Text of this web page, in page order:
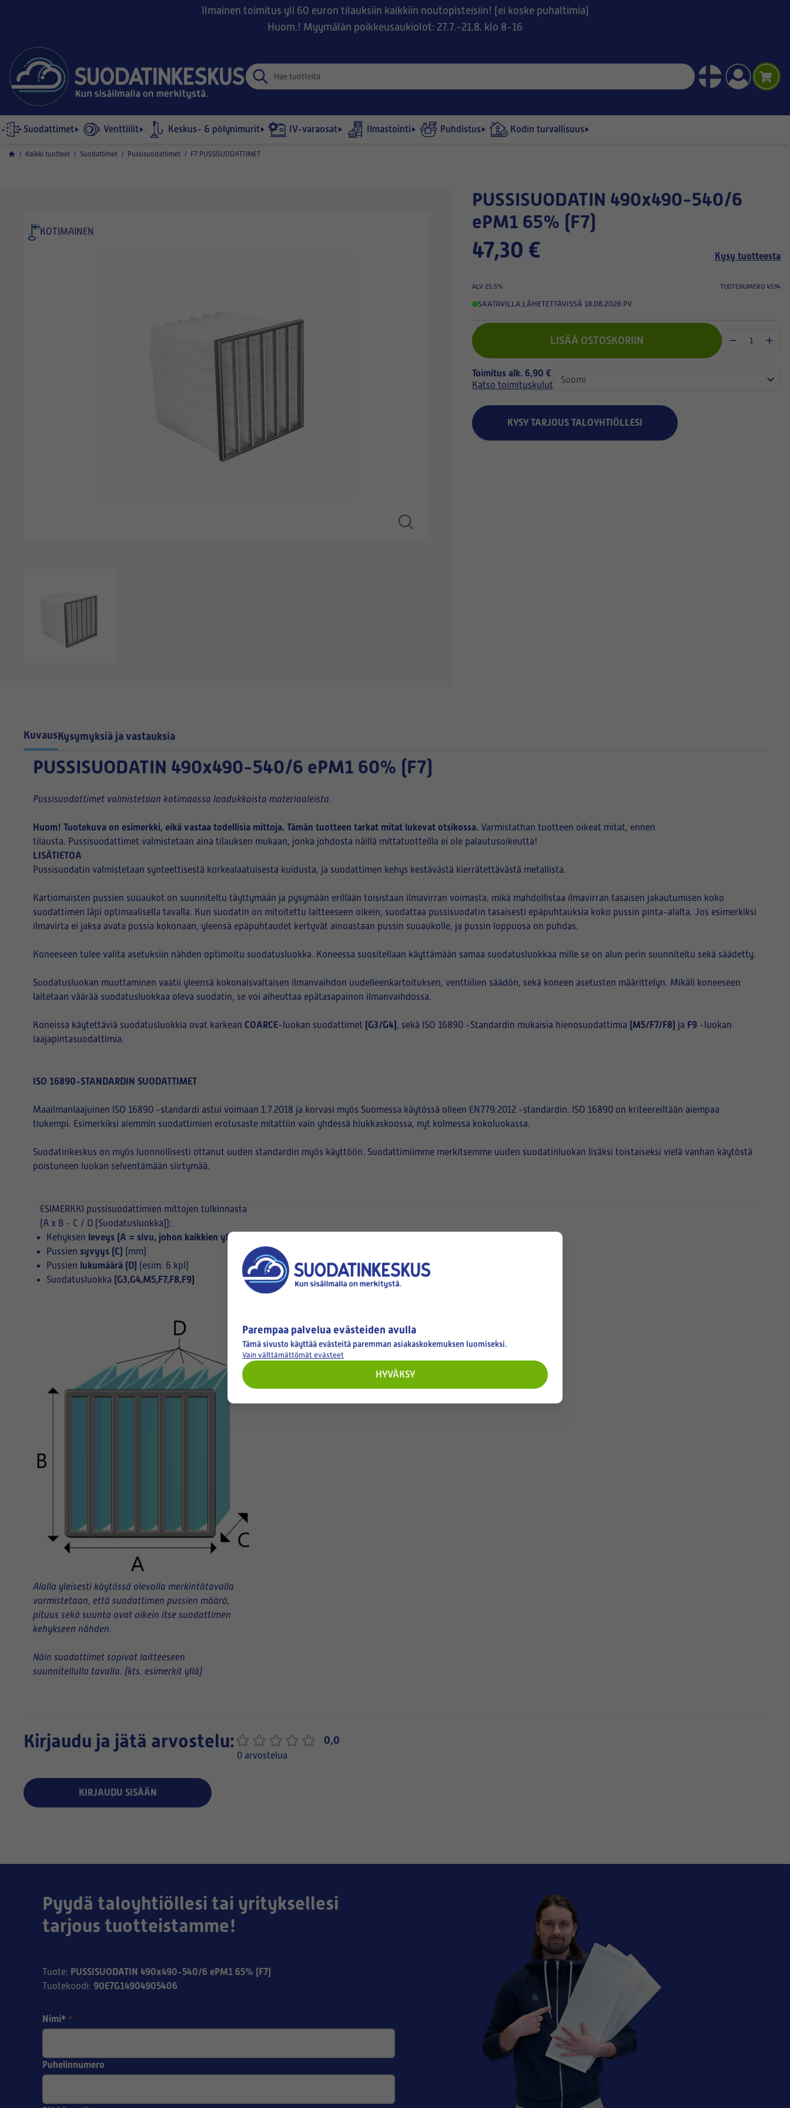
Ilmainen toimitus yli 60 euron tilauksiin kaikkiin noutopisteisiin! (ei koske puhaltimia)
Huom.! Myymälän poikkeusaukiolot: 27.7.-21.8. klo 8-16
Suodattimet Venttiilit Keskus- & pölynimurit IV-varaosat Ilmastointi Puhdistus Kodin turvallisuus
/ Kaikki tuotteet / Suodattimet / Pussisuodattimet / F7 PUSSISUODATTIMET
KOTIMAINEN
PUSSISUODATIN 490x490-540/6
ePM1 65% (F7)
47,30 € Kysy tuotteesta
ALV 25.5% TUOTENUMERO 4594
SAATAVILLA,LÄHETETTÄVISSÄ 18.08.2026 PV
LISÄÄ OSTOSKORIIN
Toimitus alk. 6,90 €
Katso toimituskulut
KYSY TARJOUS TALOYHTIÖLLESI
KuvausKysymyksiä ja vastauksia
PUSSISUODATIN 490x490-540/6 ePM1 60% (F7)
Pussisuodattimet valmistetaan kotimaassa laadukkaista materiaaleista.
Huom! Tuotekuva on esimerkki, eikä vastaa todellisia mittoja. Tämän tuotteen tarkat mitat lukevat otsikossa. Varmistathan tuotteen oikeat mitat, ennen
tilausta. Pussisuodattimet valmistetaan aina tilauksen mukaan, jonka johdosta näillä mittatuotteilla ei ole palautusoikeutta!
LISÄTIETOA
Pussisuodatin valmistetaan synteettisestä korkealaatuisesta kuidusta, ja suodattimen kehys kestävästä kierrätettävästä metallista.
Kartiomaisten pussien suuaukot on suunniteltu täyttymään ja pysymään erillään toisistaan ilmavirran voimasta, mikä mahdollistaa ilmavirran tasaisen jakautumisen koko
suodattimen läpi optimaalisella tavalla. Kun suodatin on mitoitettu laitteeseen oikein, suodattaa pussisuodatin tasaisesti epäpuhtauksia koko pussin pinta-alalta. Jos esimerkiksi
ilmavirta ei jaksa avata pussia kokonaan, yleensä epäpuhtaudet kertyvät ainoastaan pussin suuaukolle, ja pussin loppuosa on puhdas.
Koneeseen tulee valita asetuksiin nähden optimoitu suodatusluokka. Koneessa suositellaan käyttämään samaa suodatusluokkaa mille se on alun perin suunniteltu sekä säädetty.
Suodatusluokan muuttaminen vaatii yleensä kokonaisvaltaisen ilmanvaihdon uudelleenkartoituksen, venttiilien säädön, sekä koneen asetusten määrittelyn. Mikäli koneeseen
laitetaan väärää suodatusluokkaa oleva suodatin, se voi aiheuttaa epätasapainon ilmanvaihdossa.
Koneissa käytettäviä suodatusluokkia ovat karkean COARCE-luokan suodattimet (G3/G4), sekä ISO 16890 -Standardin mukaisia hienosuodattimia (M5/F7/F8) ja F9 -luokan
laajapintasuodattimia.
ISO 16890-STANDARDIN SUODATTIMET
Maailmanlaajuinen ISO 16890 -standardi astui voimaan 1.7.2018 ja korvasi myös Suomessa käytössä olleen EN779:2012 -standardin. ISO 16890 on kriteereiltään aiempaa
tiukempi. Esimerkiksi aiemmin suodattimien erotusaste mitattiin vain yhdessä hiukkaskoossa, nyt kolmessa kokoluokassa.
Suodatinkeskus on myös luonnollisesti ottanut uuden standardin myös käyttöön. Suodattimiimme merkitsemme uuden suodatinluokan lisäksi toistaiseksi vielä vanhan käytöstä
poistuneen luokan selventämään siirtymää.
ESIMERKKI pussisuodattimien mittojen tulkinnasta
(A x B - C / D [Suodatusluokka]):
Kehyksen leveys (A = sivu, johon kaikkien yksittäisten
Pussien syvyys (C) (mm)
Pussien lukumäärä (D) (esim. 6 kpl)
Suodatusluokka (G3,G4,M5,F7,F8,F9)
Alalla yleisesti käytössä olevalla merkintätavalla
varmistetaan, että suodattimen pussien määrä,
pituus sekä suunta ovat oikein itse suodattimen
kehykseen nähden.
Näin suodattimet sopivat laitteeseen
suunnitellulla tavalla. (kts. esimerkit yllä)
Kirjaudu ja jätä arvostelu: 0,0
0 arvostelua
KIRJAUDU SISÄÄN
Pyydä taloyhtiöllesi tai yrityksellesi
tarjous tuotteistamme!
Tuote: PUSSISUODATIN 490x490-540/6 ePM1 65% (F7)
Tuotekoodi: 90E7G14904905406
Nimi* *
Puhelinnumero
Parempaa palvelua evästeiden avulla
Tämä sivusto käyttää evästeitä paremman asiakaskokemuksen luomiseksi.
Vain välttämättömät evästeet
HYVÄKSY